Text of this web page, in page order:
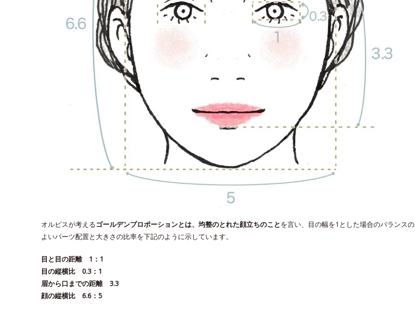
オルビスが考えるゴールデンプロポーションとは、均整のとれた顔立ちのことを言い、目の幅を1とした場合のバランスの
よいパーツ配置と大きさの比率を下記のように示しています。
目と目の距離 1：1
目の縦横比 0.3：1
眉から口までの距離 3.3
顔の縦横比 6.6：5